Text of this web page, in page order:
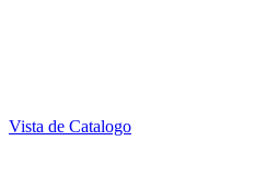
Vista de Catalogo